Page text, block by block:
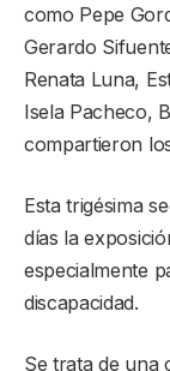
como Pepe
Gerardo
Renata Luna,
Isela Pacheco,
compartieron
Esta trigésima
días la
especialmente
discapacidad.
Se trata de una